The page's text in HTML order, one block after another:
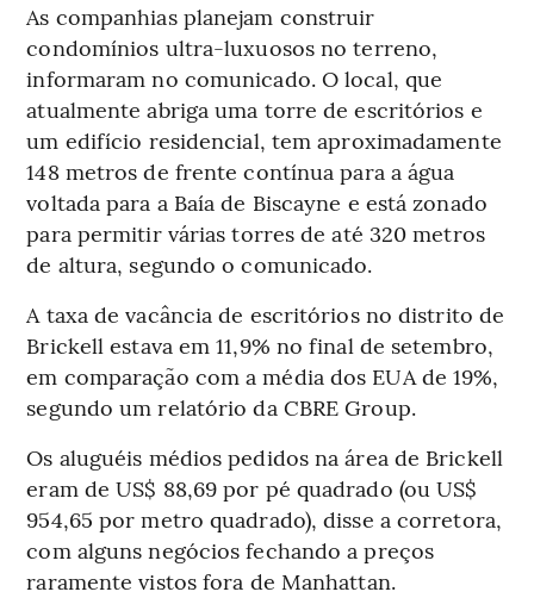
As companhias planejam construir
condomínios ultra-luxuosos no terreno,
informaram no comunicado. O local, que
atualmente abriga uma torre de escritórios e
um edifício residencial, tem aproximadamente
148 metros de frente contínua para a água
voltada para a Baía de Biscayne e está zonado
para permitir várias torres de até 320 metros
de altura, segundo o comunicado.
A taxa de vacância de escritórios no distrito de
Brickell estava em 11,9% no final de setembro,
em comparação com a média dos EUA de 19%,
segundo um relatório da CBRE Group.
Os aluguéis médios pedidos na área de Brickell
eram de US$ 88,69 por pé quadrado (ou US$
954,65 por metro quadrado), disse a corretora,
com alguns negócios fechando a preços
raramente vistos fora de Manhattan.